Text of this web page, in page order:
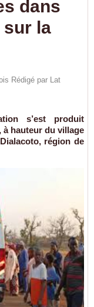
dans
sur la
Rédigé par Lat
s’est produit
à hauteur du village
région de